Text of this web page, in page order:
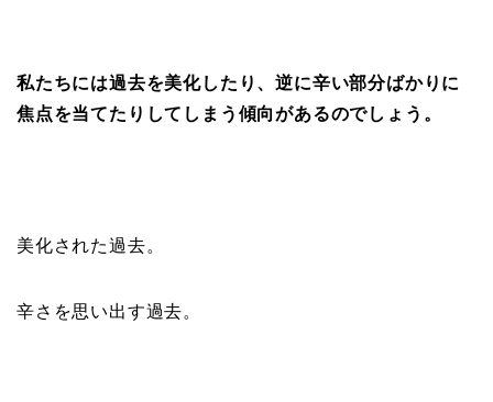
私たちには過去を美化したり、逆に辛い部分ばかりに
焦点を当てたりしてしまう傾向があるのでしょう。
美化された過去。
辛さを思い出す過去。